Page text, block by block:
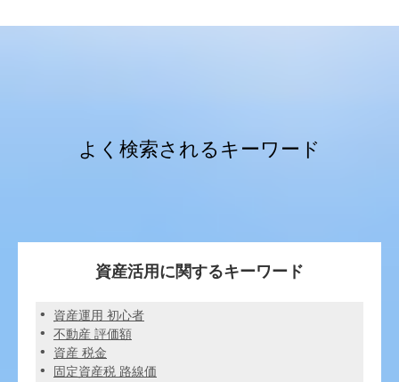
よく検索されるキーワード
資産活用に関するキーワード
資産運用 初心者
不動産 評価額
資産 税金
固定資産税 路線価